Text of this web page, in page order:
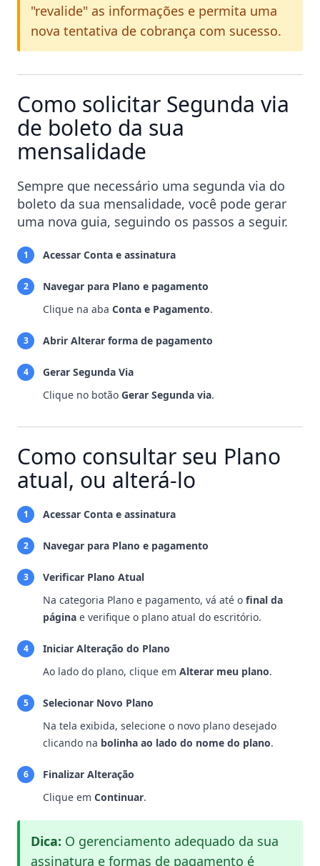
"revalide" as informações e permita uma
nova tentativa de cobrança com sucesso.
Como solicitar Segunda via
de boleto da sua
mensalidade
Sempre que necessário uma segunda via do
boleto da sua mensalidade, você pode gerar
uma nova guia, seguindo os passos a seguir.
1 Acessar Conta e assinatura
2
Navegar para Plano e pagamento
Clique na aba Conta e Pagamento.
3 Abrir Alterar forma de pagamento
4
Gerar Segunda Via
Clique no botão Gerar Segunda via.
Como consultar seu Plano
atual, ou alterá-lo
1 Acessar Conta e assinatura
2 Navegar para Plano e pagamento
3
Verificar Plano Atual
Na categoria Plano e pagamento, vá até o final da
página e verifique o plano atual do escritório.
4
Iniciar Alteração do Plano
Ao lado do plano, clique em Alterar meu plano.
5
Selecionar Novo Plano
Na tela exibida, selecione o novo plano desejado
clicando na bolinha ao lado do nome do plano.
6
Finalizar Alteração
Clique em Continuar.
Dica: O gerenciamento adequado da sua
assinatura e formas de pagamento é